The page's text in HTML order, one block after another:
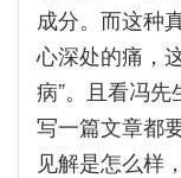
成分。而这种
心深处的痛，
病”。且看冯先
写一篇文章都
见解是怎么样